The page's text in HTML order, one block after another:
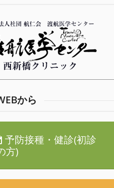
から
予防接種・健診(初診
方)